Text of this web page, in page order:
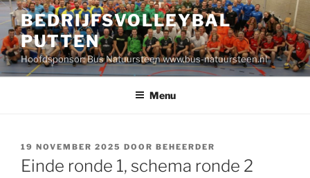
Ga
naar
de
inhoud
BEDRIJFSVOLLEYBAL
PUTTEN
Hoofdsponsor: Bus Natuursteen www.bus-natuursteen.nl
Menu
GEPLAATST
OP
19 NOVEMBER 2025 DOOR BEHEERDER
Einde ronde 1, schema ronde 2